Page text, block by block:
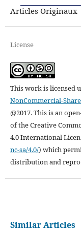
Articles Originaux
License
This work is licensed
NonCommercial-
@2017. This is an
of the Creative
4.0 International
nc-sa/4.0/) which
distribution and
Similar Articles